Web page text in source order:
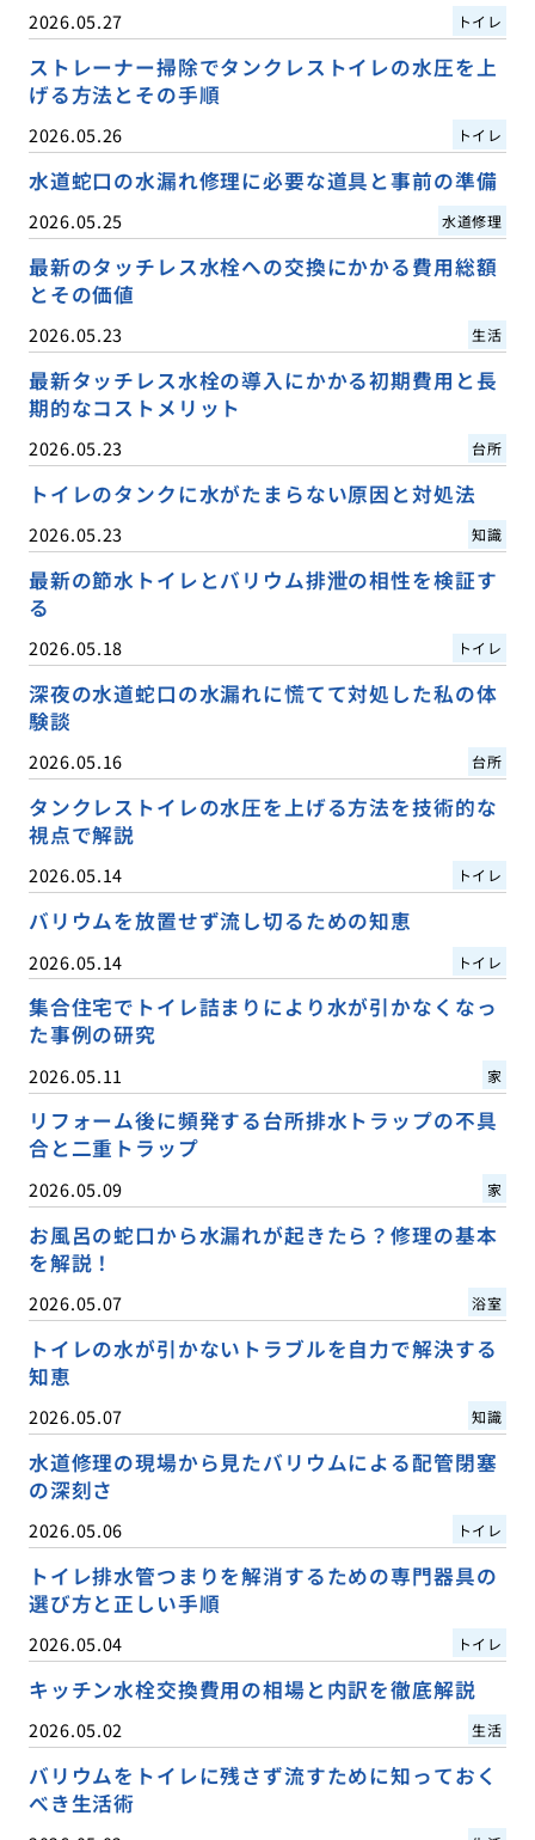
2026.05.27 トイレ
ストレーナー掃除でタンクレストイレの水圧を上
げる方法とその手順
2026.05.26 トイレ
水道蛇口の水漏れ修理に必要な道具と事前の準備
2026.05.25 水道修理
最新のタッチレス水栓への交換にかかる費用総額
とその価値
2026.05.23 生活
最新タッチレス水栓の導入にかかる初期費用と長
期的なコストメリット
2026.05.23 台所
トイレのタンクに水がたまらない原因と対処法
2026.05.23 知識
最新の節水トイレとバリウム排泄の相性を検証す
る
2026.05.18 トイレ
深夜の水道蛇口の水漏れに慌てて対処した私の体
験談
2026.05.16 台所
タンクレストイレの水圧を上げる方法を技術的な
視点で解説
2026.05.14 トイレ
バリウムを放置せず流し切るための知恵
2026.05.14 トイレ
集合住宅でトイレ詰まりにより水が引かなくなっ
た事例の研究
2026.05.11 家
リフォーム後に頻発する台所排水トラップの不具
合と二重トラップ
2026.05.09 家
お風呂の蛇口から水漏れが起きたら？修理の基本
を解説！
2026.05.07 浴室
トイレの水が引かないトラブルを自力で解決する
知恵
2026.05.07 知識
水道修理の現場から見たバリウムによる配管閉塞
の深刻さ
2026.05.06 トイレ
トイレ排水管つまりを解消するための専門器具の
選び方と正しい手順
2026.05.04 トイレ
キッチン水栓交換費用の相場と内訳を徹底解説
2026.05.02 生活
バリウムをトイレに残さず流すために知っておく
べき生活術